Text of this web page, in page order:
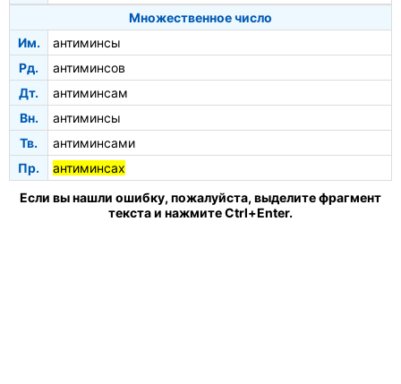
Множественное число
Им.
антиминсы
Рд.
антиминсов
Дт.
антиминсам
Вн.
антиминсы
Тв.
антиминсами
Пр.
антиминсах
Если вы нашли ошибку, пожалуйста, выделите фрагмент
текста и нажмите Ctrl+Enter.